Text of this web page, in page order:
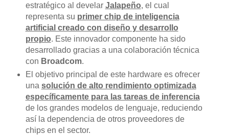
estratégico al develar Jalapeño, el cual
representa su primer chip de inteligencia
artificial creado con diseño y desarrollo
propio. Este innovador componente ha sido
desarrollado gracias a una colaboración técnica
con Broadcom.
El objetivo principal de este hardware es ofrecer
una solución de alto rendimiento optimizada
específicamente para las tareas de inferencia
de los grandes modelos de lenguaje, reduciendo
así la dependencia de otros proveedores de
chips en el sector.